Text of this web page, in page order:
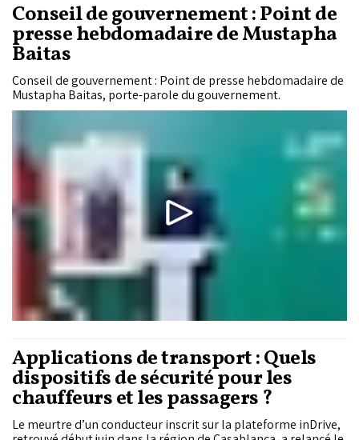
Conseil de gouvernement : Point de
presse hebdomadaire de Mustapha
Baitas
Conseil de gouvernement : Point de presse hebdomadaire de
Mustapha Baitas, porte-parole du gouvernement.
Applications de transport : Quels
dispositifs de sécurité pour les
chauffeurs et les passagers ?
Le meurtre d’un conducteur inscrit sur la plateforme inDrive,